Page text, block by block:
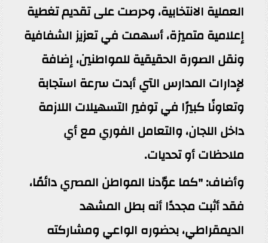
العملية الانتخابية، وحرصت على تقديم تغطية
إعلامية متميزة، أسهمت في تعزيز الشفافية
ونقل الصورة الحقيقية للمواطنين، إضافة
لإدارات المدارس التي أبدت سرعة استجابة
وتعاونًا كبيرًا في توفير التسهيلات اللازمة
داخل اللجان، والتعامل الفوري مع أي
ملاحظات أو تحديات.
وأضاف: "كما عوّدنا المواطن المصري دائمًا،
فقد أثبت مجددًا أنه بطل المشهد
الديمقراطي، بحضوره الواعي ومشاركته